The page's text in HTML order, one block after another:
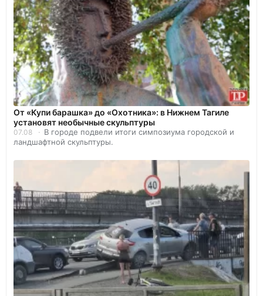
От «Купи барашка» до «Охотника»: в Нижнем Тагиле
установят необычные скульптуры
07.08
В городе подвели итоги симпозиума городской и
ландшафтной скульптуры.